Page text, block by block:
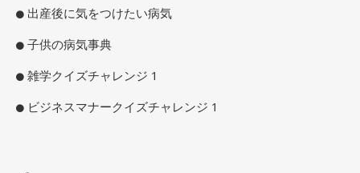
出産後に気をつけたい病気
子供の病気事典
雑学クイズチャレンジ 1
ビジネスマナークイズチャレンジ 1